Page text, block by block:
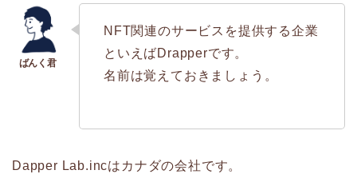
NFT関連のサービスを提供する企業
といえばDrapperです。
名前は覚えておきましょう。
Dapper Lab.incはカナダの会社です。